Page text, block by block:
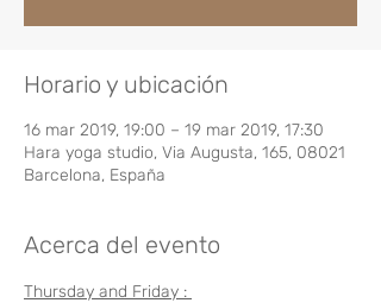
Horario y ubicación
16 mar 2019, 19:00 – 19 mar 2019, 17:30
Hara yoga studio, Via Augusta, 165, 08021
Barcelona, España
Acerca del evento
Thursday and Friday :